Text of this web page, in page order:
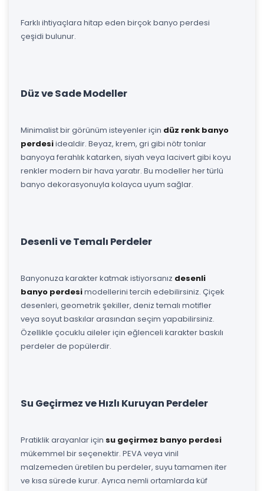
Farklı ihtiyaçlara hitap eden birçok banyo perdesi
çeşidi bulunur.
Düz ve Sade Modeller
Minimalist bir görünüm isteyenler için düz renk banyo
perdesiidealdir. Beyaz, krem, gri gibi nötr tonlar
banyoya ferahlık katarken, siyah veya lacivert gibi koyu
renkler modern bir hava yaratır. Bu modeller her türlü
banyo dekorasyonuyla kolayca uyum sağlar.
Desenli ve Temalı Perdeler
Banyonuza karakter katmak istiyorsanız desenli
banyo perdesimodellerini tercih edebilirsiniz. Çiçek
desenleri, geometrik şekiller, deniz temalı motifler
veya soyut baskılar arasından seçim yapabilirsiniz.
Özellikle çocuklu aileler için eğlenceli karakter baskılı
perdeler de popülerdir.
Su Geçirmez ve Hızlı Kuruyan Perdeler
Pratiklik arayanlar için su geçirmez banyo perdesi
mükemmel bir seçenektir. PEVA veya vinil
malzemeden üretilen bu perdeler, suyu tamamen iter
ve kısa sürede kurur. Ayrıca nemli ortamlarda küf